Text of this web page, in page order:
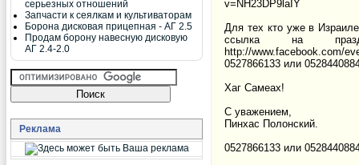
v=NH23DP9laIY
Для тех кто уже в
ссылка на
http://www.facebook.com/
0527866133 или
Хаг Самеах!
С уважением,
Пинхас Полонский.
0527866133 или
серьезных отношений
Запчасти к сеялкам и культиваторам
Борона дисковая прицепная - АГ 2.5
Продам борону навесную дисковую
АГ 2.4-2.0
Реклама